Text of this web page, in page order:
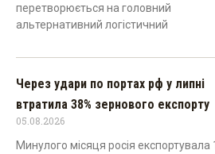
перетворюється на головний
альтернативний логістичний
Через удари по портах рф у липні
втратила 38% зернового експорту
05.08.2026
Минулого місяця росія експортувала